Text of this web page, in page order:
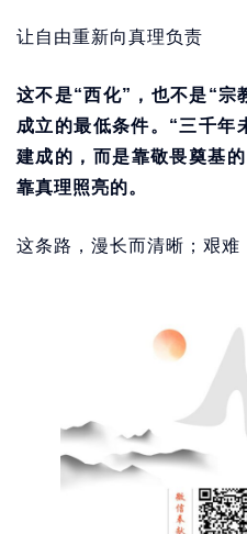
让自由重新向真理负责
这不是“西化”，也不是“宗
成立的最低条件。“三千年
建成的，而是靠敬畏奠基
靠真理照亮的。
这条路，漫长而清晰；艰难